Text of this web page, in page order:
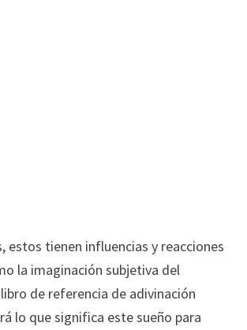
estos tienen influencias y reacciones
la imaginación subjetiva del
de referencia de adivinación
lo que significa este sueño para